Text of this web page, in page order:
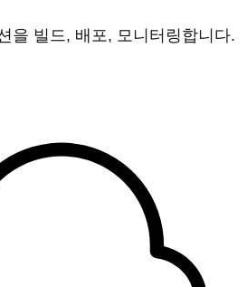
을 빌드, 배포, 모니터링합니다.